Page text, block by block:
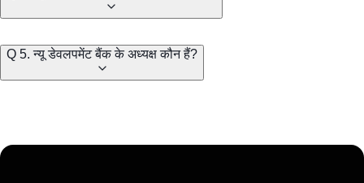
Q 5. न्यू डेवलपमेंट बैंक के अध्यक्ष कौन हैं?